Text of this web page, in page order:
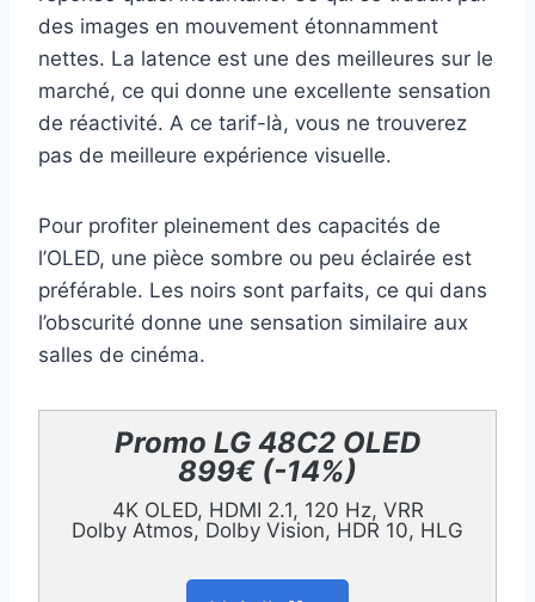
des images en mouvement étonnamment
nettes. La latence est une des meilleures sur le
marché, ce qui donne une excellente sensation
de réactivité. A ce tarif-là, vous ne trouverez
pas de meilleure expérience visuelle.
Pour profiter pleinement des capacités de
l’OLED, une pièce sombre ou peu éclairée est
préférable. Les noirs sont parfaits, ce qui dans
l’obscurité donne une sensation similaire aux
salles de cinéma.
Promo LG 48C2 OLED
899€ (-14%)
4K OLED, HDMI 2.1, 120 Hz, VRR
Dolby Atmos, Dolby Vision, HDR 10, HLG